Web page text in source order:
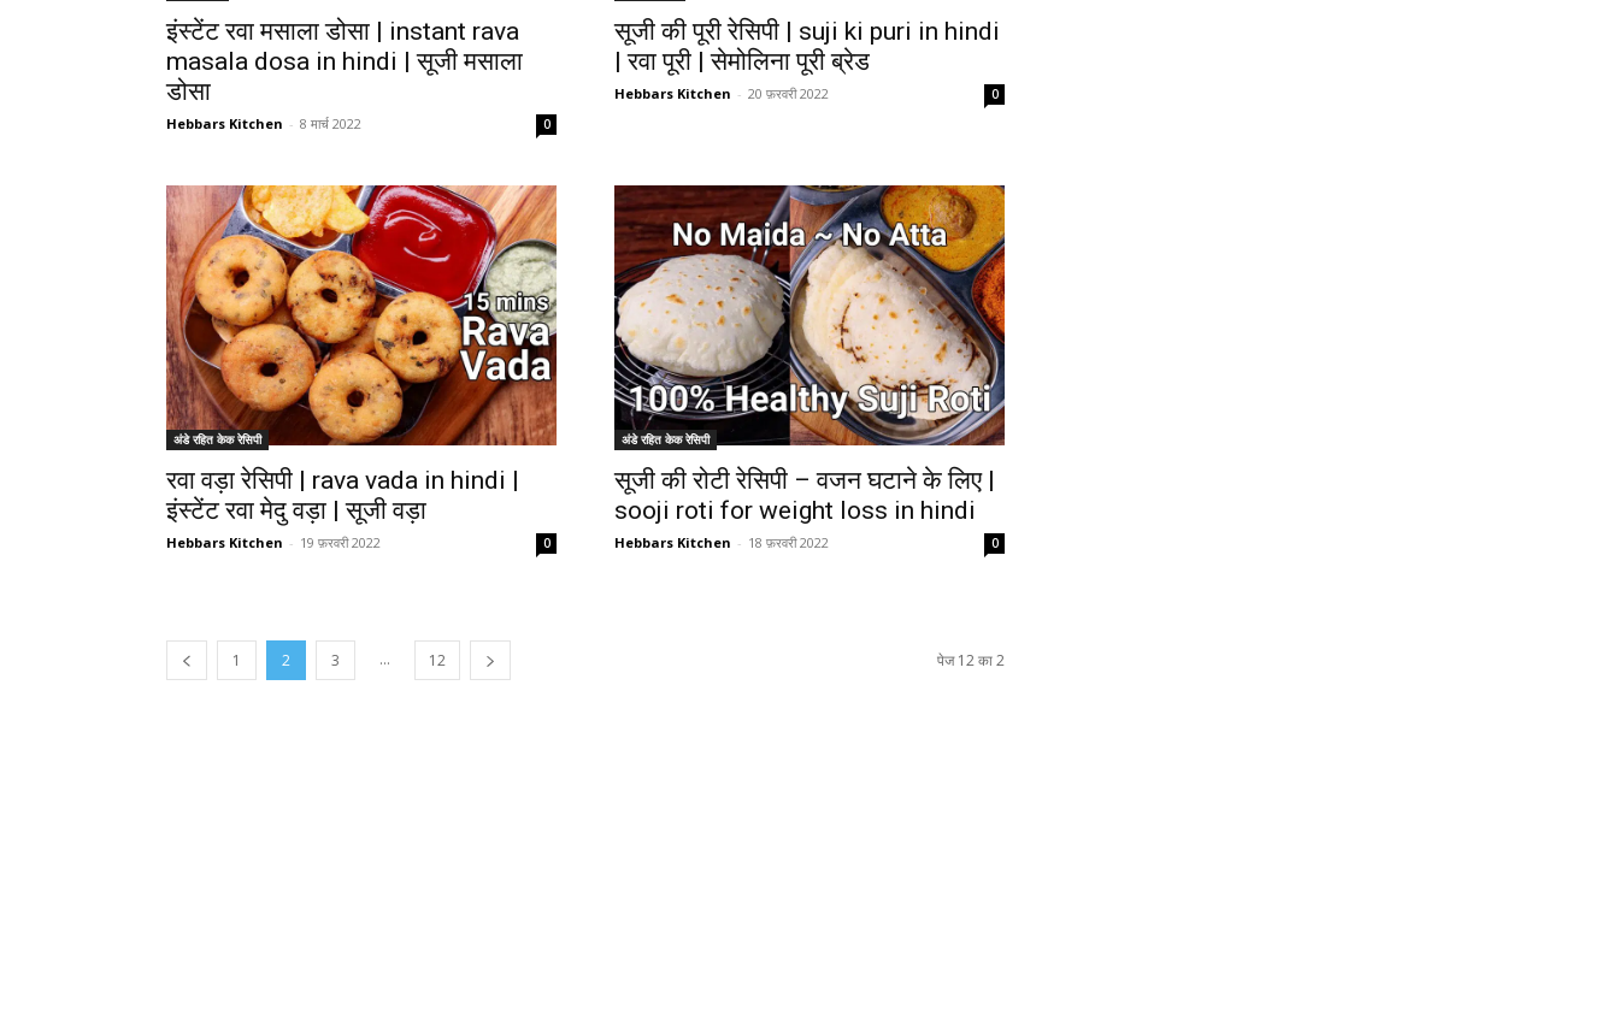
इंस्टेंट रवा मसाला डोसा | instant rava
masala dosa in hindi | सूजी मसाला
डोसा
Hebbars Kitchen - 8 मार्च 2022 0
सूजी की पूरी रेसिपी | suji ki puri in hindi
| रवा पूरी | सेमोलिना पूरी ब्रेड
Hebbars Kitchen - 20 फ़रवरी 2022 0
अंडे रहित केक रेसिपी
रवा वड़ा रेसिपी | rava vada in hindi |
इंस्टेंट रवा मेदु वड़ा | सूजी वड़ा
Hebbars Kitchen - 19 फ़रवरी 2022 0
अंडे रहित केक रेसिपी
सूजी की रोटी रेसिपी – वजन घटाने के लिए |
sooji roti for weight loss in hindi
Hebbars Kitchen - 18 फ़रवरी 2022 0
1 2 3 ... 12 पेज 12 का 2